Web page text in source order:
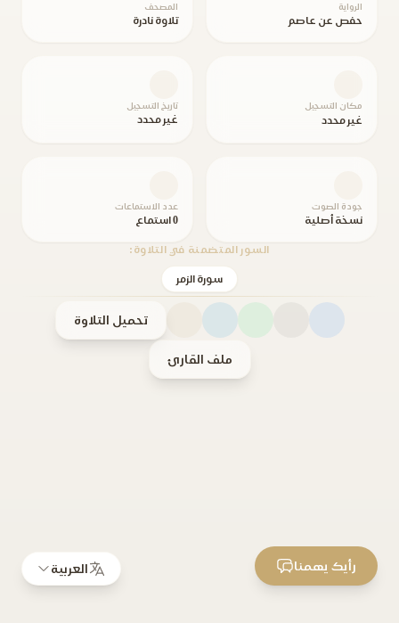
الرواية
حفص عن عاصم
المصحف
تلاوة نادرة
مكان التسجيل
غير محدد
تاريخ التسجيل
غير محدد
جودة الصوت
نسخة أصلية
عدد الاستماعات
0 استماع
السور المتضمنة في التلاوة:
سورة الزمر
تحميل التلاوة
ملف القارئ
العربية رأيك يهمنا